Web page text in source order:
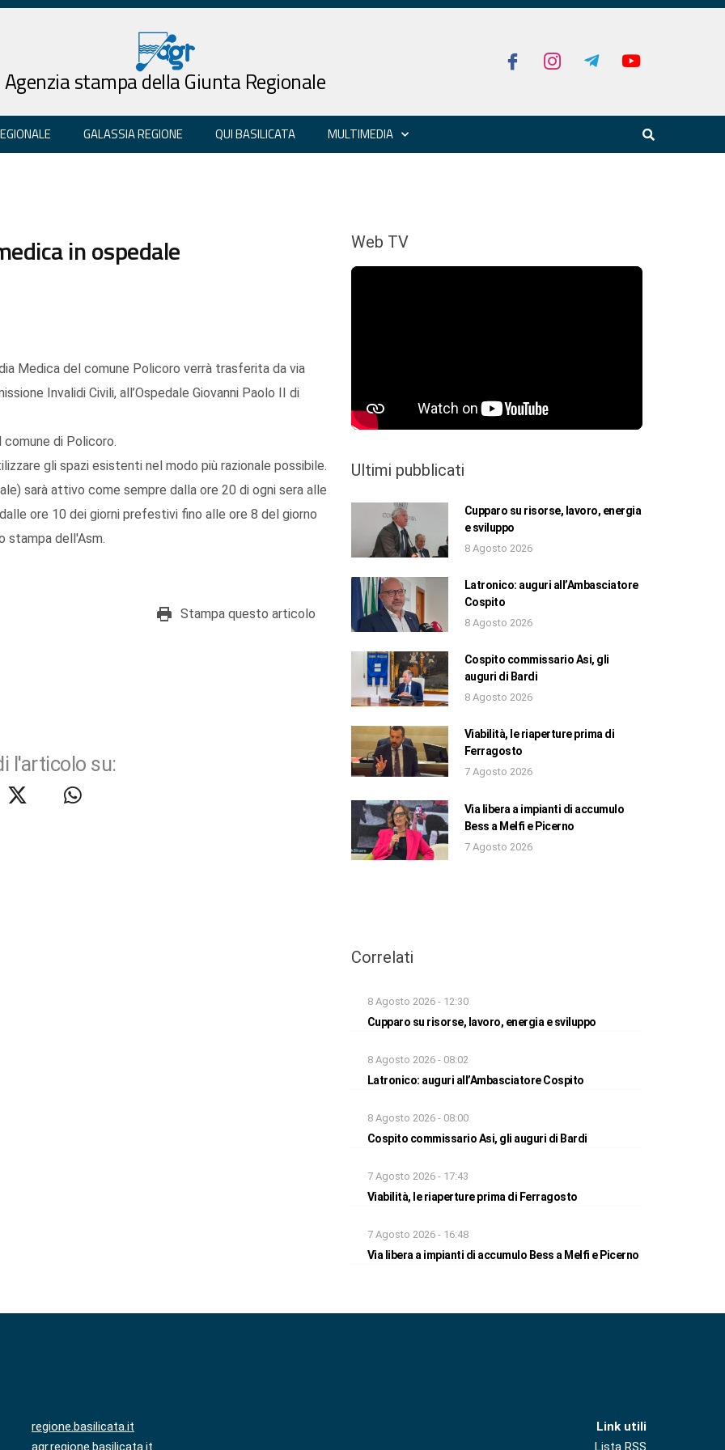
Agenzia stampa della Giunta Regionale
GALASSIA REGIONE QUI BASILICATA MULTIMEDIA
in ospedale
Medica del comune Policoro verrà trasferita da via
Invalidi Civili, all’Ospedale Giovanni Paolo II di
di Policoro.
gli spazi esistenti nel modo più razionale possibile.
sarà attivo come sempre dalla ore 20 di ogni sera alle
ore 10 dei giorni prefestivi fino alle ore 8 del giorno
stampa dell'Asm.
Stampa questo articolo
l'articolo su:
Web TV
Ultimi pubblicati
Cupparo su risorse, lavoro, energia
e sviluppo
8 Agosto 2026
Latronico: auguri all’Ambasciatore
Cospito
8 Agosto 2026
Cospito commissario Asi, gli
auguri di Bardi
8 Agosto 2026
Viabilità, le riaperture prima di
Ferragosto
7 Agosto 2026
Via libera a impianti di accumulo
Bess a Melfi e Picerno
7 Agosto 2026
Correlati
8 Agosto 2026 - 12:30
Cupparo su risorse, lavoro, energia e sviluppo
8 Agosto 2026 - 08:02
Latronico: auguri all’Ambasciatore Cospito
8 Agosto 2026 - 08:00
Cospito commissario Asi, gli auguri di Bardi
7 Agosto 2026 - 17:43
Viabilità, le riaperture prima di Ferragosto
7 Agosto 2026 - 16:48
Via libera a impianti di accumulo Bess a Melfi e Picerno
regione.basilicata.it
agr.regione.basilicata.it
Link utili
Lista RSS